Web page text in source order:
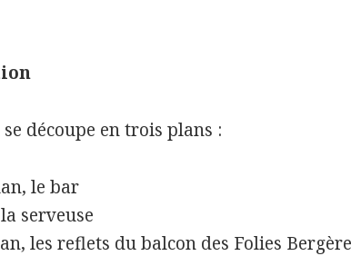
découpe en trois plans :
le bar
serveuse
les reflets du balcon des Folies